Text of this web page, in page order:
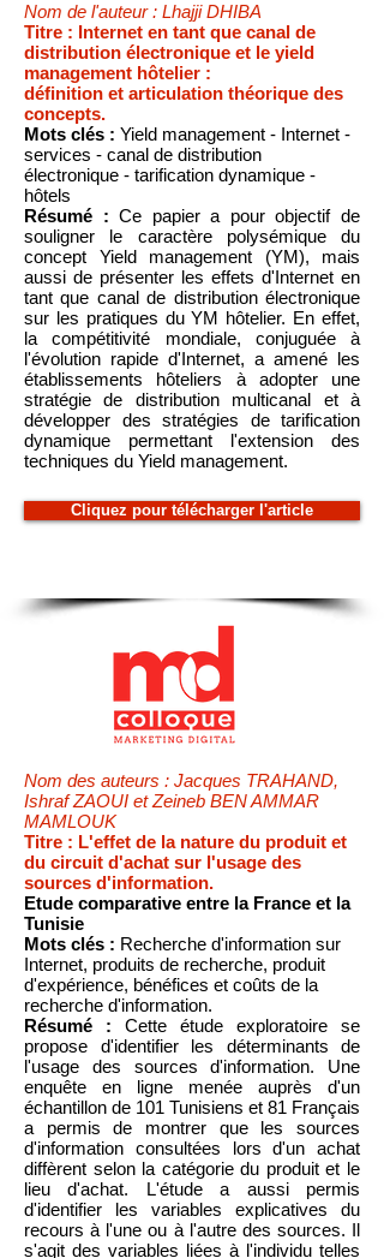
Nom de l'auteur : Lhajji DHIBA
Titre : Internet en tant que canal de
distribution électronique et le yield
management hôtelier :
définition et articulation théorique des
concepts.
Mots clés : Yield management - Internet -
services - canal de distribution
électronique - tarification dynamique -
hôtels
Résumé : Ce papier a pour objectif de
souligner le caractère polysémique du
concept Yield management (YM), mais
aussi de présenter les effets d'Internet en
tant que canal de distribution électronique
sur les pratiques du YM hôtelier. En effet,
la compétitivité mondiale, conjuguée à
l'évolution rapide d'Internet, a amené les
établissements hôteliers à adopter une
stratégie de distribution multicanal et à
développer des stratégies de tarification
dynamique permettant l'extension des
techniques du Yield management.
Cliquez pour télécharger l'article
Nom des auteurs : Jacques TRAHAND,
Ishraf ZAOUI et Zeineb BEN AMMAR
MAMLOUK
Titre : L'effet de la nature du produit et
du circuit d'achat sur l'usage des
sources d'information.
Etude comparative entre la France et la
Tunisie
Mots clés : Recherche d'information sur
Internet, produits de recherche, produit
d'expérience, bénéfices et coûts de la
recherche d'information.
Résumé : Cette étude exploratoire se
propose d'identifier les déterminants de
l'usage des sources d'information. Une
enquête en ligne menée auprès d'un
échantillon de 101 Tunisiens et 81 Français
a permis de montrer que les sources
d'information consultées lors d'un achat
diffèrent selon la catégorie du produit et le
lieu d'achat. L'étude a aussi permis
d'identifier les variables explicatives du
recours à l'une ou à l'autre des sources. Il
s'agit des variables liées à l'individu telles